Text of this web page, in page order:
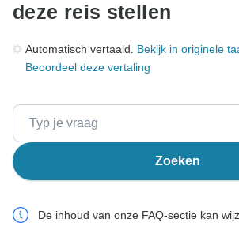
deze reis stellen
Automatisch vertaald. Bekijk in originele
Beoordeel deze vertaling
Zoeken
De inhoud van onze FAQ-sectie kan